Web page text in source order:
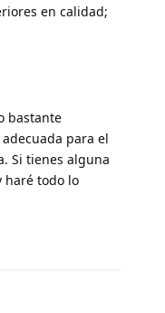
en calidad;
bastante
para el
Si tienes alguna
haré todo lo